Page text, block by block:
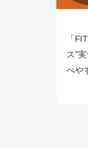
「
ス”
べや